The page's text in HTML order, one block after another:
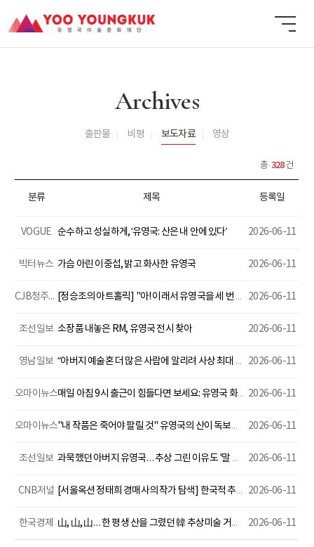
Archives
출판물 비평 보도자료 영상
총 328건
분류 제목 등록일
VOGUE 순수하고 성실하게, ‘유영국: 산은 내 안에 있다’ 2026-06-11
빅터뉴스 가슴 아린 이중섭, 밝고 화사한 유영국 2026-06-11
CJB청주방송 [정승조의 아트홀릭] "아! 이래서 유영국을 세 번 보러 가는구나" 2026-06-11
조선일보 소장품 내놓은 RM, 유영국 전시 찾아 2026-06-11
영남일보 “아버지 예술혼 더 많은 사람에 알리려 사상 최대 회고전 준비했죠” 2026-06-11
오마이뉴스 매일 아침 9시 출근이 힘들다면 보세요: 유영국 화백의 탄생 110주년 회고전 <유영국: 산은 내 안에 있다>을 보고 2026-06-11
오마이뉴스 "내 작품은 죽어야 팔릴 것" 유영국의 산이 독보적인 이유 2026-06-11
조선일보 과묵했던 아버지 유영국… 추상 그린 이유도 '말 없어 좋다' 2026-06-11
CNB저널 [서울옥션 정태희 경매사의 작가 탐색] 한국적 추상회화의 완성, 거장 유영국을 만나다 2026-06-11
한국경제 山, 山, 山… 한 평생 산을 그렸던 韓 추상미술 거장 유영국이 왔다 2026-06-11